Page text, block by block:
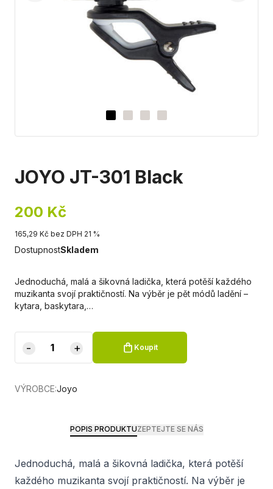
JOYO JT-301 Black
200 Kč
165,29 Kč bez DPH 21 %
DostupnostSkladem
Jednoduchá, malá a šikovná ladička, která potěší každého
muzikanta svojí praktičností. Na výběr je pět módů ladění –
kytara, baskytara,…
- + Koupit
VÝROBCE:Joyo
POPIS PRODUKTUZEPTEJTE SE NÁS
Jednoduchá, malá a šikovná ladička, která potěší
každého muzikanta svojí praktičností. Na výběr je